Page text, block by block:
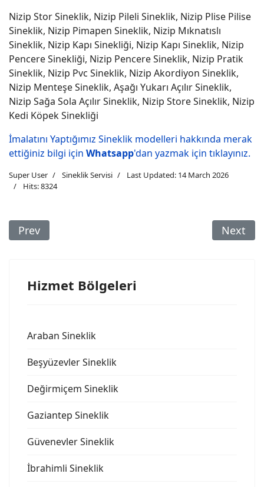
Nizip Stor Sineklik, Nizip Pileli Sineklik, Nizip Plise Pilise
Sineklik, Nizip Pimapen Sineklik, Nizip Mıknatıslı
Sineklik, Nizip Kapı Sinekliği, Nizip Kapı Sineklik, Nizip
Pencere Sinekliği, Nizip Pencere Sineklik, Nizip Pratik
Sineklik, Nizip Pvc Sineklik, Nizip Akordiyon Sineklik,
Nizip Menteşe Sineklik, Aşağı Yukarı Açılır Sineklik,
Nizip Sağa Sola Açılır Sineklik, Nizip Store Sineklik, Nizip
Kedi Köpek Sinekliği
İmalatını Yaptığımız Sineklik modelleri hakkında merak
ettiğiniz bilgi için Whatsapp'dan yazmak için tıklayınız.
Super User Sineklik Servisi
Last Updated: 14 March 2026
Hits: 8324
Previous Article: Araban Sineklik
Prev Next
Next
Hizmet Bölgeleri
Araban Sineklik
Beşyüzevler Sineklik
Değirmiçem Sineklik
Gaziantep Sineklik
Güvenevler Sineklik
İbrahimli Sineklik